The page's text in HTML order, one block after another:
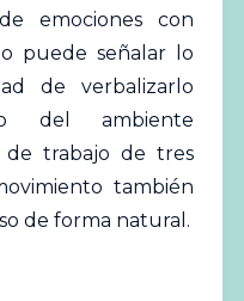
emociones con
puede señalar lo
de verbalizarlo
del ambiente
de trabajo de tres
también
de forma natural.